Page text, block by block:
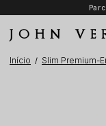
Parcele em até 6 vezes
JOHN
Início Slim Premium-